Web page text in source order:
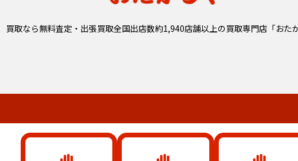
買取なら無料査定・出張買取全国出店数約1,940店舗以上の買取専門店「おた